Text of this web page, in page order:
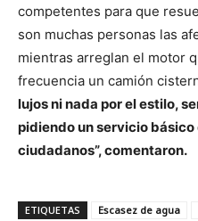
competentes para que
son muchas personas las
mientras arreglan el motor
frecuencia un camión
lujos ni nada por el estilo,
pidiendo un servicio
ciudadanos”, comentaron.
ETIQUETAS Escasez de agua